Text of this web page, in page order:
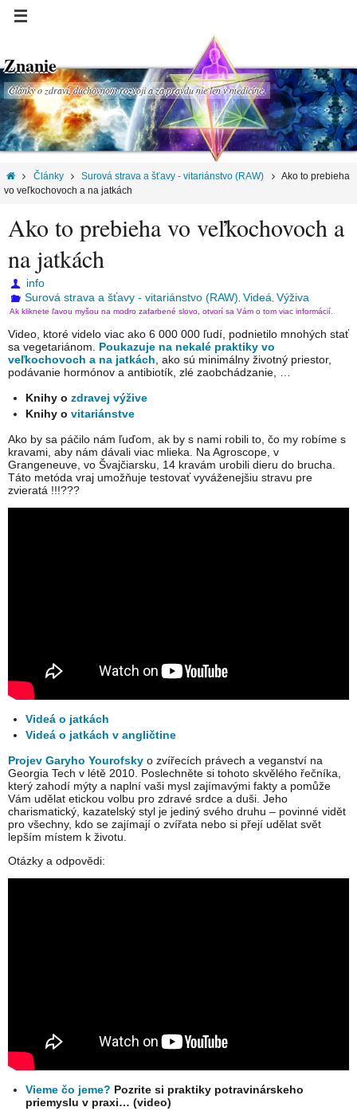
Znanie
Články o zdraví, duchovnom rozvoji a za pravdu nie len v medicíne.
Články Surová strava a šťavy - vitariánstvo (RAW)
Ako to prebieha
vo veľkochovoch a na jatkách
Ako to prebieha vo veľkochovoch a
na jatkách
info
Surová strava a šťavy - vitariánstvo (RAW) Videá Výživa
Ak kliknete ľavou myšou na modro zafarbené slovo, otvorí sa Vám o tom viac informácií.
Video, ktoré videlo viac ako 6 000 000 ľudí, podnietilo mnohých stať
sa vegetariánom. Poukazuje na nekalé praktiky vo
veľkochovoch a na jatkách , ako sú minimálny životný priestor,
podávanie hormónov a antibiotík, zlé zaobchádzanie, …
Knihy ozdravej výžive
Knihy ovitariánstve
Ako by sa páčilo nám ľuďom, ak by s nami robili to, čo my robíme s
kravami, aby nám dávali viac mlieka. Na Agroscope, v
Grangeneuve, vo Švajčiarsku, 14 kravám urobili dieru do brucha.
Táto metóda vraj umožňuje testovať vyváženejšiu stravu pre
zvieratá !!!???
Videá o jatkách
Videá o jatkách v angličtine
Projev Garyho Yourofsky o zvířecích právech a veganství na
Georgia Tech v létě 2010. Poslechněte si tohoto skvělého řečníka,
který zahodí mýty a naplní vaši mysl zajímavými fakty a pomůže
Vám udělat etickou volbu pro zdravé srdce a duši. Jeho
charismatický, kazatelský styl je jediný svého druhu – povinné vidět
pro všechny, kdo se zajímají o zvířata nebo si přejí udělat svět
lepším místem k životu.
Otázky a odpovědi:
Vieme čo jeme? Pozrite si praktiky potravinárskeho
priemyslu v praxi… (video)